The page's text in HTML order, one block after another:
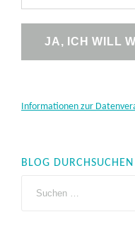
Informationen zur
BLOG DURCHSUCHEN